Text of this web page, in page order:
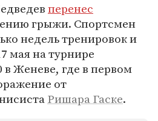
перенес
грыжи. Спортсмен
недель тренировок и
мая на турнире
в Женеве, где в первом
от
Ришара Гаске.